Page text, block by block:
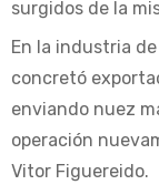
surgidos de la
En la industria
concretó
enviando nuez
operación
Vitor Figuereido.